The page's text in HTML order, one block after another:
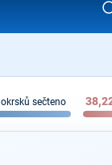
okrsků sečteno